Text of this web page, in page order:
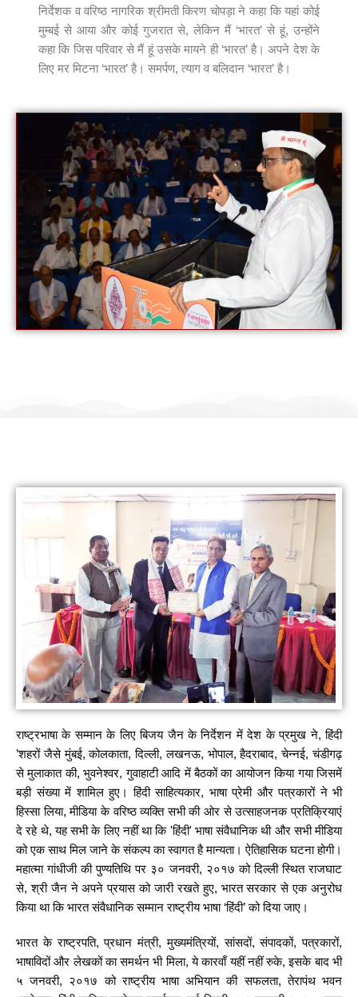
निर्देशक व वरिष्ठ नागरिक श्रीमती किरण चोपड़ा ने कहा कि यहां कोई
मुम्बई से आया और कोई गुजरात से, लेकिन मैं ‘भारत’ से हूं, उन्होंने
कहा कि जिस परिवार से मैं हूं उसके मायने ही ‘भारत’ है। अपने देश के
लिए मर मिटना ‘भारत’ है। समर्पण, त्याग व बलिदान ‘भारत’ है।
राष्ट्रभाषा के सम्मान के लिए बिजय जैन के निर्देशन में देश के प्रमुख ने, हिंदी
’शहरों जैसे मुंबई, कोलकाता, दिल्ली, लखनऊ, भोपाल, हैदराबाद, चेन्नई, चंडीगढ़
से मुलाकात की, भुवनेश्वर, गुवाहाटी आदि में बैठकों का आयोजन किया गया जिसमें
बड़ी संख्या में शामिल हुए। हिंदी साहित्यकार, भाषा प्रेमी और पत्रकारों ने भी
हिस्सा लिया, मीडिया के वरिष्ठ व्यक्ति सभी की ओर से उत्साहजनक प्रतिक्रियाएं
दे रहे थे, यह सभी के लिए नहीं था कि 'हिंदी' भाषा संवैधानिक थी और सभी मीडिया
को एक साथ मिल जाने के संकल्प का स्वागत है मान्यता। ऐतिहासिक घटना होगी।
महात्मा गांधीजी की पुण्यतिथि पर ३० जनवरी, २०१७ को दिल्ली स्थित राजघाट
से, श्री जैन ने अपने प्रयास को जारी रखते हुए, भारत सरकार से एक अनुरोध
किया था कि भारत संवैधानिक सम्मान राष्ट्रीय भाषा ‘हिंदी’ को दिया जाए।
भारत के राष्ट्रपति, प्रधान मंत्री, मुख्यमंत्रियों, सांसदों, संपादकों, पत्रकारों,
भाषाविदों और लेखकों का समर्थन भी मिला, ये कारवाँ यहीं नहीं रुके, इसके बाद भी
५ जनवरी, २०१७ को राष्ट्रीय भाषा अभियान की सफलता, तेरापंथ भवन